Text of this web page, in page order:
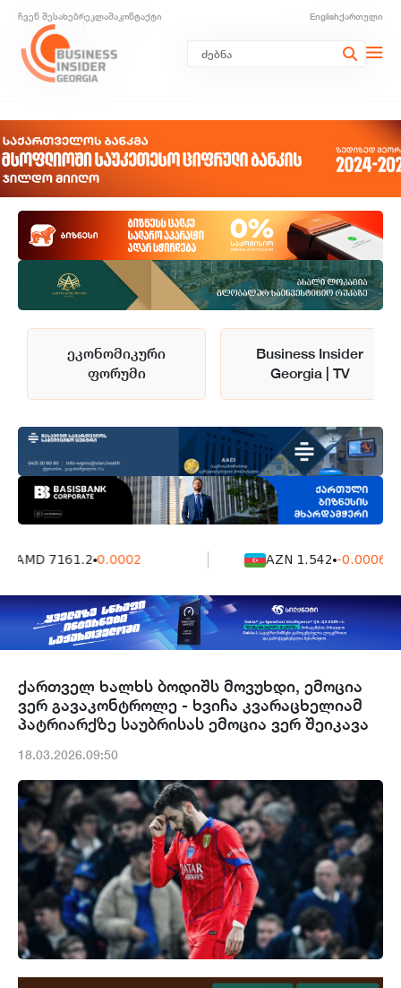
ჩვენ შესახებრეკლამაკონტაქტი Englishქართული
ეკონომიკური
ფორუმი
Business Insider
Georgia | TV
AMD 7161.2 0.0002 AZN 1.542 -0.0006
ქართველ ხალხს ბოდიშს მოვუხდი, ემოცია
ვერ გავაკონტროლე - ხვიჩა კვარაცხელიამ
პატრიარქზე საუბრისას ემოცია ვერ შეიკავა
18.03.2026.09:50